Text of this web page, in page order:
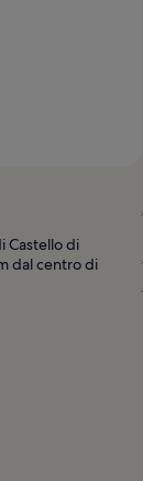
Castello di
dal centro di